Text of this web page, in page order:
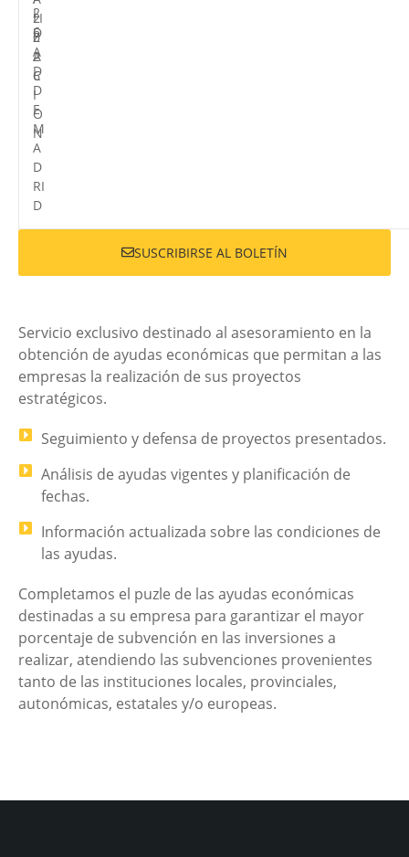
I
D
A
D
D
E
M
A
D
RI
D
LI
Z
A
C
I
O
N
2
0
2
6
2
6
SUSCRIBIRSE AL BOLETÍN
Servicio exclusivo destinado al asesoramiento en la
obtención de ayudas económicas que permitan a las
empresas la realización de sus proyectos
estratégicos.
Seguimiento y defensa de proyectos presentados.
Análisis de ayudas vigentes y planificación de
fechas.
Información actualizada sobre las condiciones de
las ayudas.
Completamos el puzle de las ayudas económicas
destinadas a su empresa para garantizar el mayor
porcentaje de subvención en las inversiones a
realizar, atendiendo las subvenciones provenientes
tanto de las instituciones locales, provinciales,
autonómicas, estatales y/o europeas.